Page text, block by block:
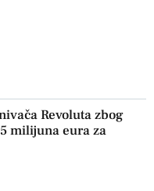
Revoluta zbog
milijuna eura za